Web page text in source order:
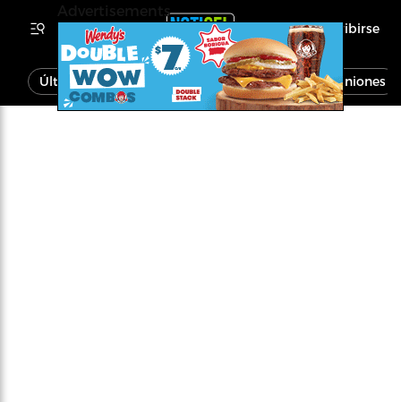
Inscribirse
Última Hora Noticias Economía Opiniones
Advertisements